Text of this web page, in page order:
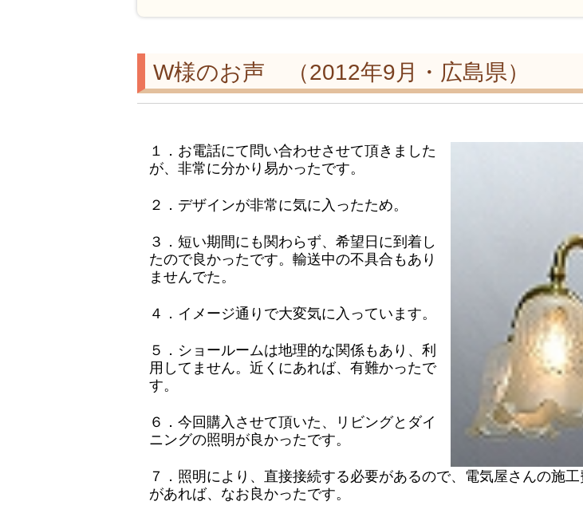
W様のお声 （2012年9月・広島県）
１．お電話にて問い合わせさせて頂きました
が、非常に分かり易かったです。
２．デザインが非常に気に入ったため。
３．短い期間にも関わらず、希望日に到着し
たので良かったです。輸送中の不具合もあり
ませんでた。
４．イメージ通りで大変気に入っています。
５．ショールームは地理的な関係もあり、利
用してません。近くにあれば、有難かったで
す。
６．今回購入させて頂いた、リビングとダイ
ニングの照明が良かったです。
７．照明により、直接接続する必要があるので、電気屋さんの施
があれば、なお良かったです。